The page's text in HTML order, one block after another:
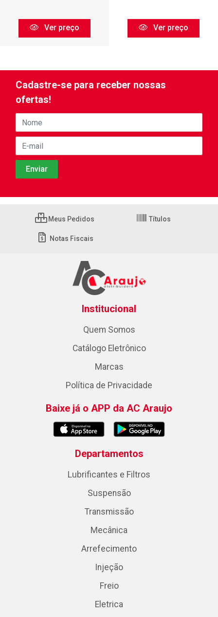
Ver preço Ver preço
Cadastre-se para receber nossas
ofertas!
Meus Pedidos Títulos
Notas Fiscais
Institucional
Quem Somos
Catálogo Eletrônico
Marcas
Política de Privacidade
Baixe já o APP da AC Araujo
Departamentos
Lubrificantes e Filtros
Suspensão
Transmissão
Mecânica
Arrefecimento
Injeção
Freio
Eletrica